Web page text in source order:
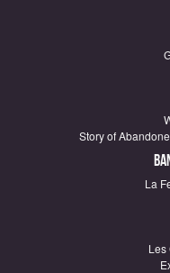
Story of
La
Les